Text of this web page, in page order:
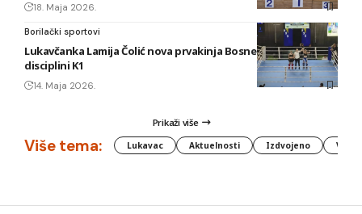
18. Maja 2026.
Borilački sportovi
Lukavčanka Lamija Čolić nova prvakinja Bosne i Hercegovine u
disciplini K1
14. Maja 2026.
Prikaži više
Više tema: Lukavac Aktuelnosti Izdvojeno